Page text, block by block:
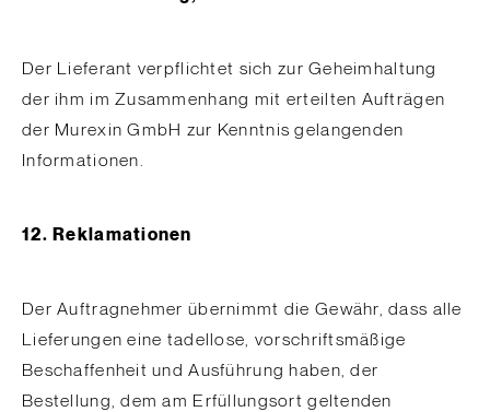
Der Lieferant verpflichtet sich zur Geheimhaltung
der ihm im Zusammenhang mit erteilten Aufträgen
der Murexin GmbH zur Kenntnis gelangenden
Informationen.
12. Reklamationen
Der Auftragnehmer übernimmt die Gewähr, dass alle
Lieferungen eine tadellose, vorschriftsmäßige
Beschaffenheit und Ausführung haben, der
Bestellung, dem am Erfüllungsort geltenden